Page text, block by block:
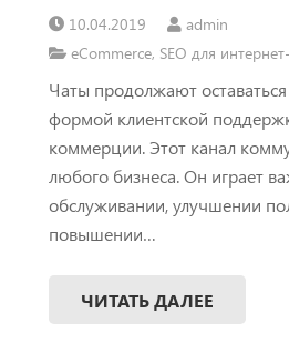
10.04.2019
admin
eCommerce, SEO для
Чаты продолжают
формой клиентской
коммерции. Этот канал
любого бизнеса. Он играет
обслуживании, улучшении
повышении…
ЧИТАТЬ ДАЛЕЕ